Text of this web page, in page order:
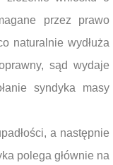
przez prawo
naturalnie wydłuża
sąd wydaje
syndyka masy
a następnie
polega głównie na